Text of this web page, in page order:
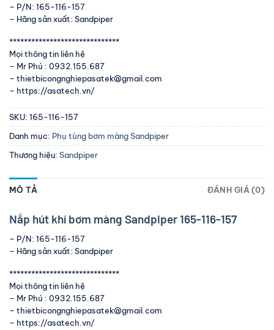
– P/N: 165-116-157
– Hãng sản xuất: Sandpiper
******************************
Mọi thông tin liên hệ
– Mr Phú : 0932.155.687
– thietbicongnghiepasatek@gmail.com
– https://asatech.vn/
SKU: 165-116-157
Danh mục: Phụ tùng bơm màng Sandpiper
Thương hiệu: Sandpiper
MÔ TẢ ĐÁNH GIÁ (0)
Nắp hút khí bơm màng Sandpiper 165-116-157
– P/N: 165-116-157
– Hãng sản xuất: Sandpiper
******************************
Mọi thông tin liên hệ
– Mr Phú : 0932.155.687
– thietbicongnghiepasatek@gmail.com
– https://asatech.vn/